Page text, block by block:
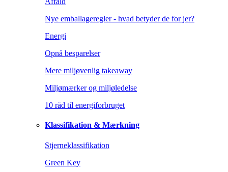
Nye emballageregler - hvad betyder de for jer?
Energi
Opnå besparelser
Mere miljøvenlig takeaway
Miljømærker og miljøledelse
10 råd til energiforbruget
Klassifikation & Mærkning
Stjerneklassifikation
Green Key